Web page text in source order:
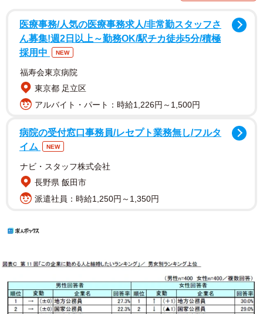
医療事務/人気の医療事務求人/非常勤スタッフさ
ん募集!週2日以上～勤務OK/駅チカ徒歩5分/積極
採用中
NEW
福寿会東京病院
東京都 足立区
アルバイト・パート：時給1,226円～1,500円
病院の受付窓口事務員/レセプト業務無し/フルタ
イム
NEW
ナビ・スタッフ株式会社
長野県 飯田市
派遣社員：時給1,250円～1,350円